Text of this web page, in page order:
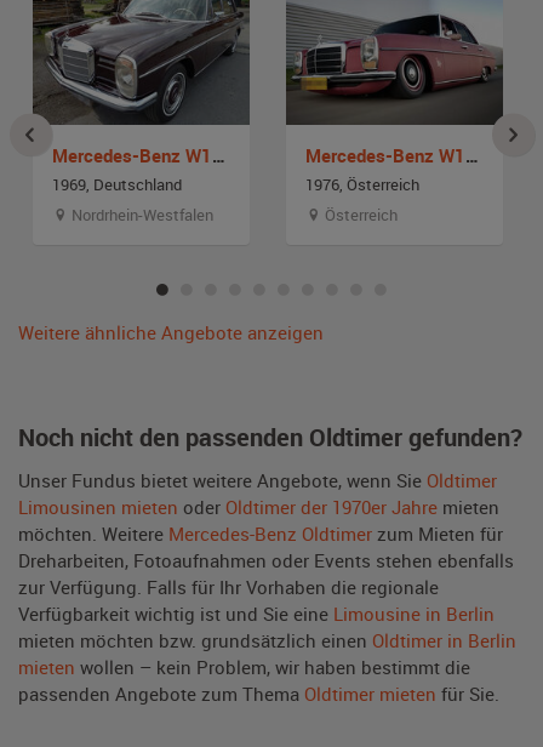
Mercedes-Benz W115 220D Strich 8
1969, Deutschland
Nordrhein-Westfalen
Mercedes-Benz W115 220D Strich 8
1976, Österreich
Österreich
Weitere ähnliche Angebote anzeigen
Noch nicht den passenden Oldtimer gefunden?
Unser Fundus bietet weitere Angebote, wenn Sie Oldtimer
Limousinen mieten oder Oldtimer der 1970er Jahre mieten
möchten. Weitere Mercedes-Benz Oldtimer zum Mieten für
Dreharbeiten, Fotoaufnahmen oder Events stehen ebenfalls
zur Verfügung. Falls für Ihr Vorhaben die regionale
Verfügbarkeit wichtig ist und Sie eine Limousine in Berlin
mieten möchten bzw. grundsätzlich einen Oldtimer in Berlin
mieten wollen – kein Problem, wir haben bestimmt die
passenden Angebote zum Thema Oldtimer mieten für Sie.